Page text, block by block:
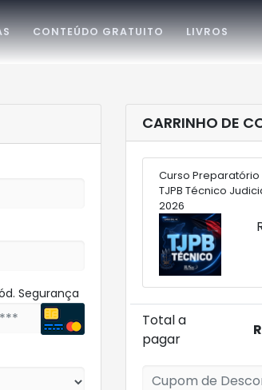
CONTEÚDO GRATUITO LIVROS
Segurança
CARRINHO DE
Curso
TJPB Técnico
2026
Total a
pagar